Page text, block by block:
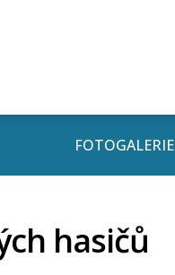
FOTOGALERIE
hasičů